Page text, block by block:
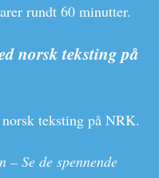
rundt 60 minutter.
norsk teksting på
teksting på NRK.
Se de spennende